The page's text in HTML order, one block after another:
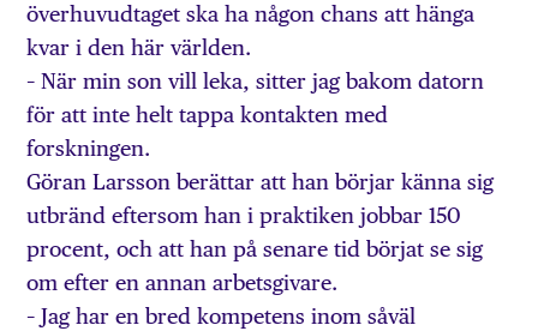
överhuvudtaget ska ha någon chans att hänga
kvar i den här världen.
– När min son vill leka, sitter jag bakom datorn
för att inte helt tappa kontakten med
forskningen.
Göran Larsson berättar att han börjar känna sig
utbränd eftersom han i praktiken jobbar 150
procent, och att han på senare tid börjat se sig
om efter en annan arbetsgivare.
– Jag har en bred kompetens inom såväl